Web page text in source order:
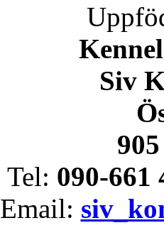
Siv
Tel: 090-661
Email: